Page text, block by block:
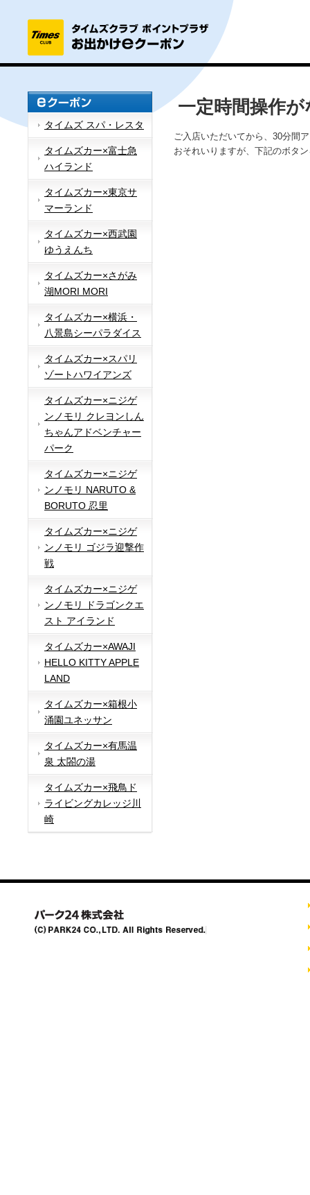
タイムズ スパ・レスタ
タイムズカー×富士急
ハイランド
タイムズカー×東京サ
マーランド
タイムズカー×西武園
ゆうえんち
タイムズカー×さがみ
湖MORI MORI
タイムズカー×横浜・
八景島シーパラダイス
タイムズカー×スパリ
ゾートハワイアンズ
タイムズカー×ニジゲ
ンノモリ クレヨンしん
ちゃんアドベンチャー
パーク
タイムズカー×ニジゲ
ンノモリ NARUTO &
BORUTO 忍里
タイムズカー×ニジゲ
ンノモリ ゴジラ迎撃作
戦
タイムズカー×ニジゲ
ンノモリ ドラゴンクエ
スト アイランド
タイムズカー×AWAJI
HELLO KITTY APPLE
LAND
タイムズカー×箱根小
涌園ユネッサン
タイムズカー×有馬温
泉 太閤の湯
タイムズカー×飛鳥ド
ライビングカレッジ川
崎
一定時間操作
ご入店いただいてから、30分間
おそれいりますが、下記のボタ